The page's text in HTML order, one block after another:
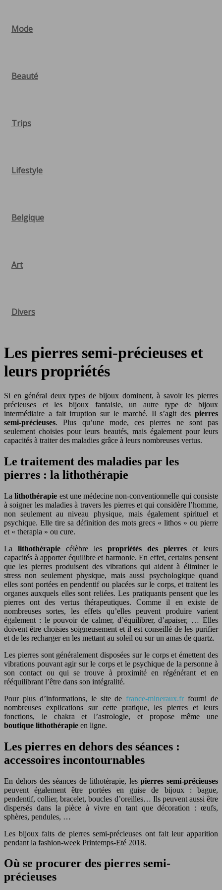
Mode
Beauté
Trips
Lifestyle
Belgique
Art
Divers
Les pierres semi-précieuses et
leurs propriétés
Si en général deux types de bijoux dominent, à savoir les pierres
précieuses et les bijoux fantaisie, un autre type de bijoux
intermédiaire a fait irruption sur le marché. Il s’agit des pierres
semi-précieuses. Plus qu’une mode, ces pierres ne sont pas
seulement choisies pour leurs beautés, mais également pour leurs
capacités à traiter des maladies grâce à leurs nombreuses vertus.
Le traitement des maladies par les
pierres : la lithothérapie
Lalithothérapie est une médecine non-conventionnelle qui consiste
à soigner les maladies à travers les pierres et qui considère l’homme,
non seulement au niveau physique, mais également spirituel et
psychique. Elle tire sa définition des mots grecs « lithos » ou pierre
et « therapia » ou cure.
La lithothérapie célèbre les propriétés des pierres et leurs
capacités à apporter équilibre et harmonie. En effet, certains pensent
que les pierres produisent des vibrations qui aident à éliminer le
stress non seulement physique, mais aussi psychologique quand
elles sont portées en pendentif ou placées sur le corps, et traitent les
organes auxquels elles sont reliées. Les pratiquants pensent que les
pierres ont des vertus thérapeutiques. Comme il en existe de
nombreuses sortes, les effets qu’elles peuvent produire varient
également : le pouvoir de calmer, d’équilibrer, d’apaiser, … Elles
doivent être choisies soigneusement et il est conseillé de les purifier
et de les recharger en les mettant au soleil ou sur un amas de quartz.
Les pierres sont généralement disposées sur le corps et émettent des
vibrations pouvant agir sur le corps et le psychique de la personne à
son contact ou qui se trouve à proximité en régénérant et en
rééquilibrant l’être dans son intégralité.
Pour plus d’informations, le site defrance-mineraux.frfourni de
nombreuses explications sur cette pratique, les pierres et leurs
fonctions, le chakra et l’astrologie, et propose même une
boutique lithothérapie en ligne.
Les pierres en dehors des séances :
accessoires incontournables
En dehors des séances de lithotérapie, lespierres semi-précieuses
peuvent également être portées en guise de bijoux : bague,
pendentif, collier, bracelet, boucles d’oreilles… Ils peuvent aussi être
dispersés dans la pièce à vivre en tant que décoration : œufs,
sphères, pendules, …
Les bijoux faits de pierres semi-précieuses ont fait leur apparition
pendant la fashion-week Printemps-Eté 2018.
Où se procurer des pierres semi-
précieuses